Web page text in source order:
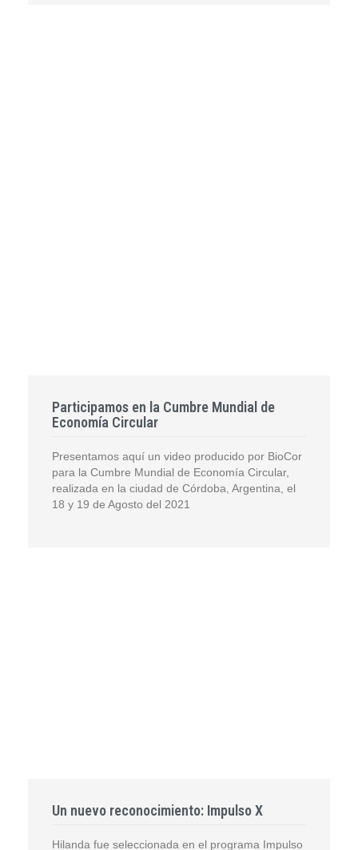
Participamos en la Cumbre Mundial de
Economía Circular
Presentamos aquí un video producido por BioCor
para la Cumbre Mundial de Economía Circular,
realizada en la ciudad de Córdoba, Argentina, el
18 y 19 de Agosto del 2021
Un nuevo reconocimiento: Impulso X
Hilanda fue seleccionada en el programa Impulso